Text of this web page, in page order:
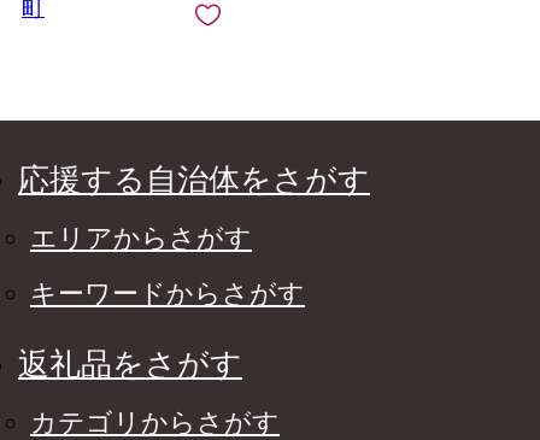
町
応援する自治体をさがす
エリアからさがす
キーワードからさがす
返礼品をさがす
カテゴリからさがす